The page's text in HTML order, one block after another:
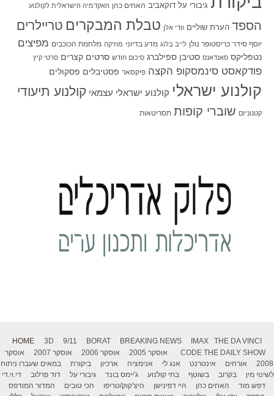
גיבורי על דוקאביב האחים כהן האקדמיה הישראלית לקולנוע
הספד הערת שוליים וודי אלן טבלת המבקרים טריילרים
יוסף סידר כריסטופר נולן לייב בלוג מדע בדיוני מוזיקה מלחמת הכוכבים מפיצים
נטפליקס סאנדאנס סטיבן ספילברג סיכום חודש סרטים קצרים סרטי קיץ
פודקאסט סינמסקופ הקצה פיקסאר פסטיבלים פסקולים
קולנוע ישראלי קולנוע ישראלי עצמאי קולנוע תיעודי
קטנוניזם שוברי קופות תסריטאות
HOME 3D 9/11 BORAT BREAKING NEWS IMAX
THE DA VINCI
CODE THE DAILY SHOW אוסקר 2005 אוסקר 2006 אוסקר 2007
אוסקר
2008
אורחים אינטרנט אנג לי אנימציה ארכיון ביקורת
במאים שעברו ניתוח
לשינוי מין
בקרוב בשוטף בתי קולנוע ג'יימס בונד גיבורי על דוד פרלוב
די.וי.די
דפש מוד
האחים כהן היי דפינישן היצ'קוק/טריפו הכי טובים
המדור המודפס